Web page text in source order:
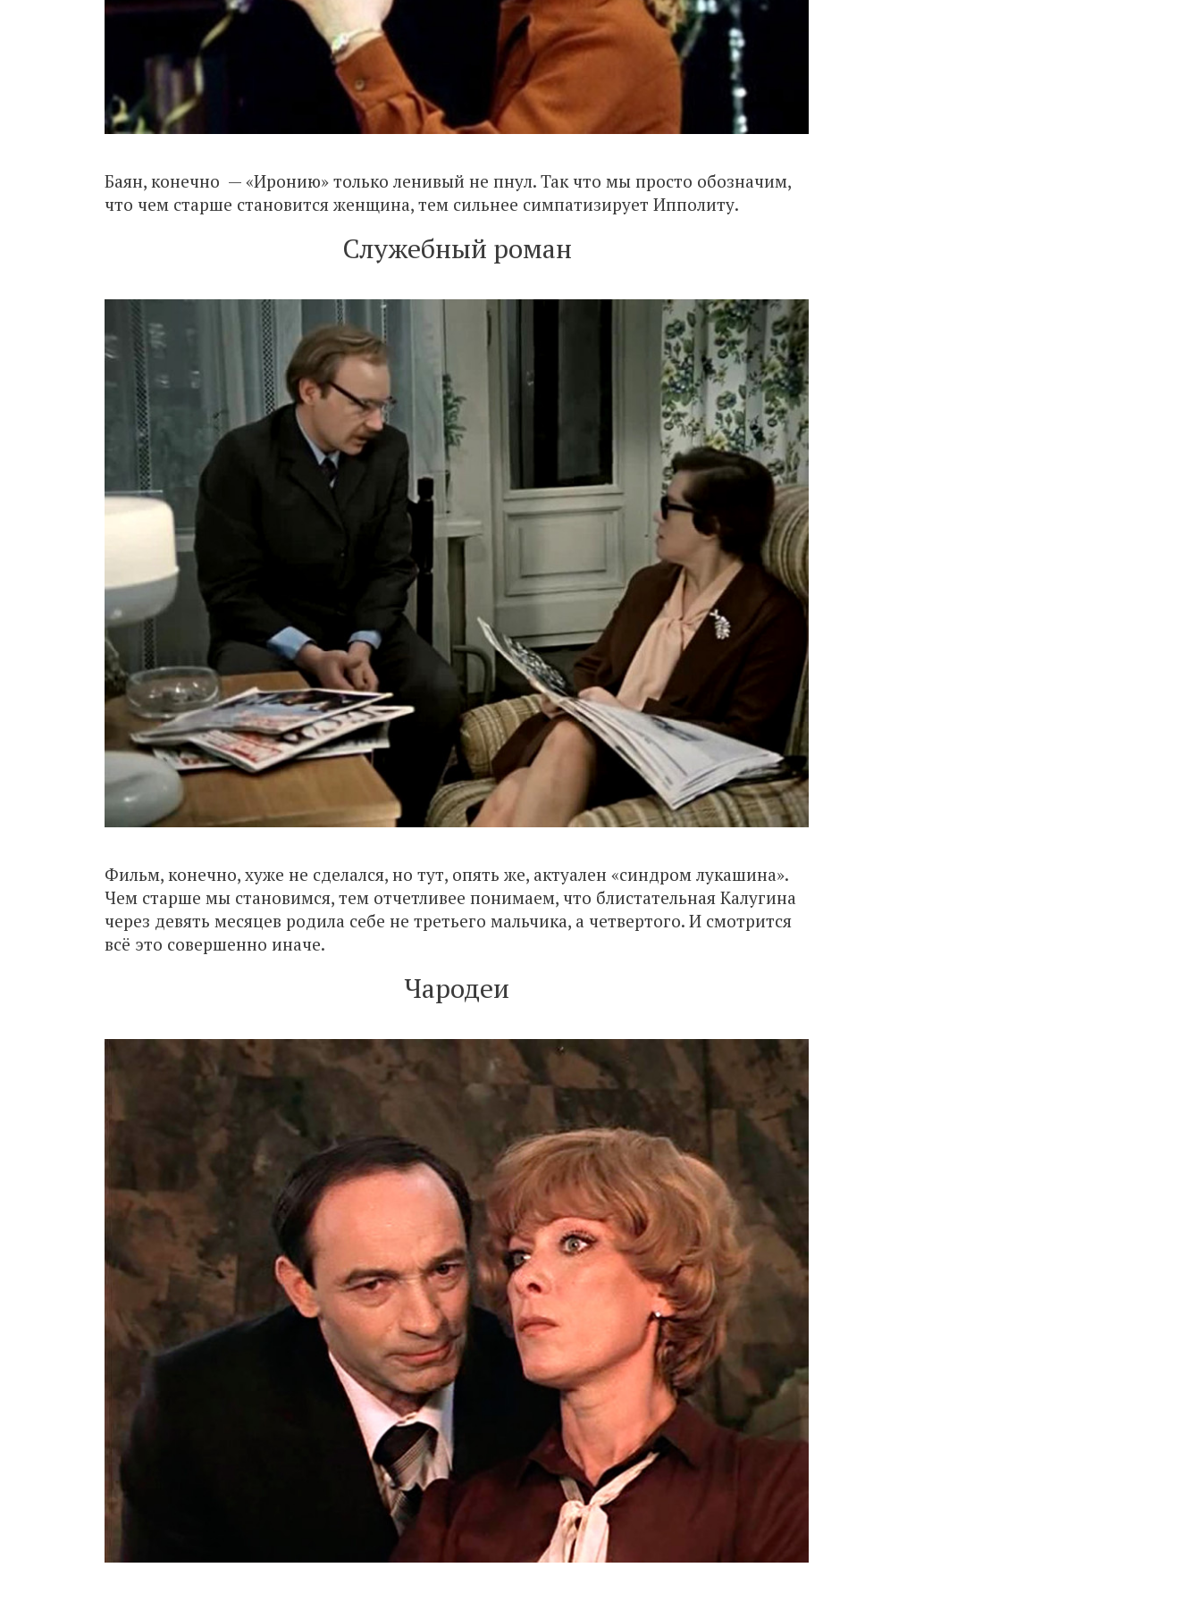
Баян, конечно — «Иронию» только ленивый не пнул. Так что мы просто обозначим,
что чем старше становится женщина, тем сильнее симпатизирует Ипполиту.
Служебный роман
Фильм, конечно, хуже не сделался, но тут, опять же, актуален «синдром лукашина».
Чем старше мы становимся, тем отчетливее понимаем, что блистательная Калугина
через девять месяцев родила себе не третьего мальчика, а четвертого. И смотрится
всё это совершенно иначе.
Чародеи